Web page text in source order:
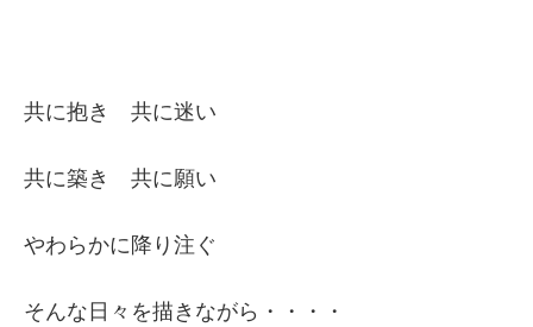
共に抱き 共に迷い
共に築き 共に願い
やわらかに降り注ぐ
そんな日々を描きながら・・・・